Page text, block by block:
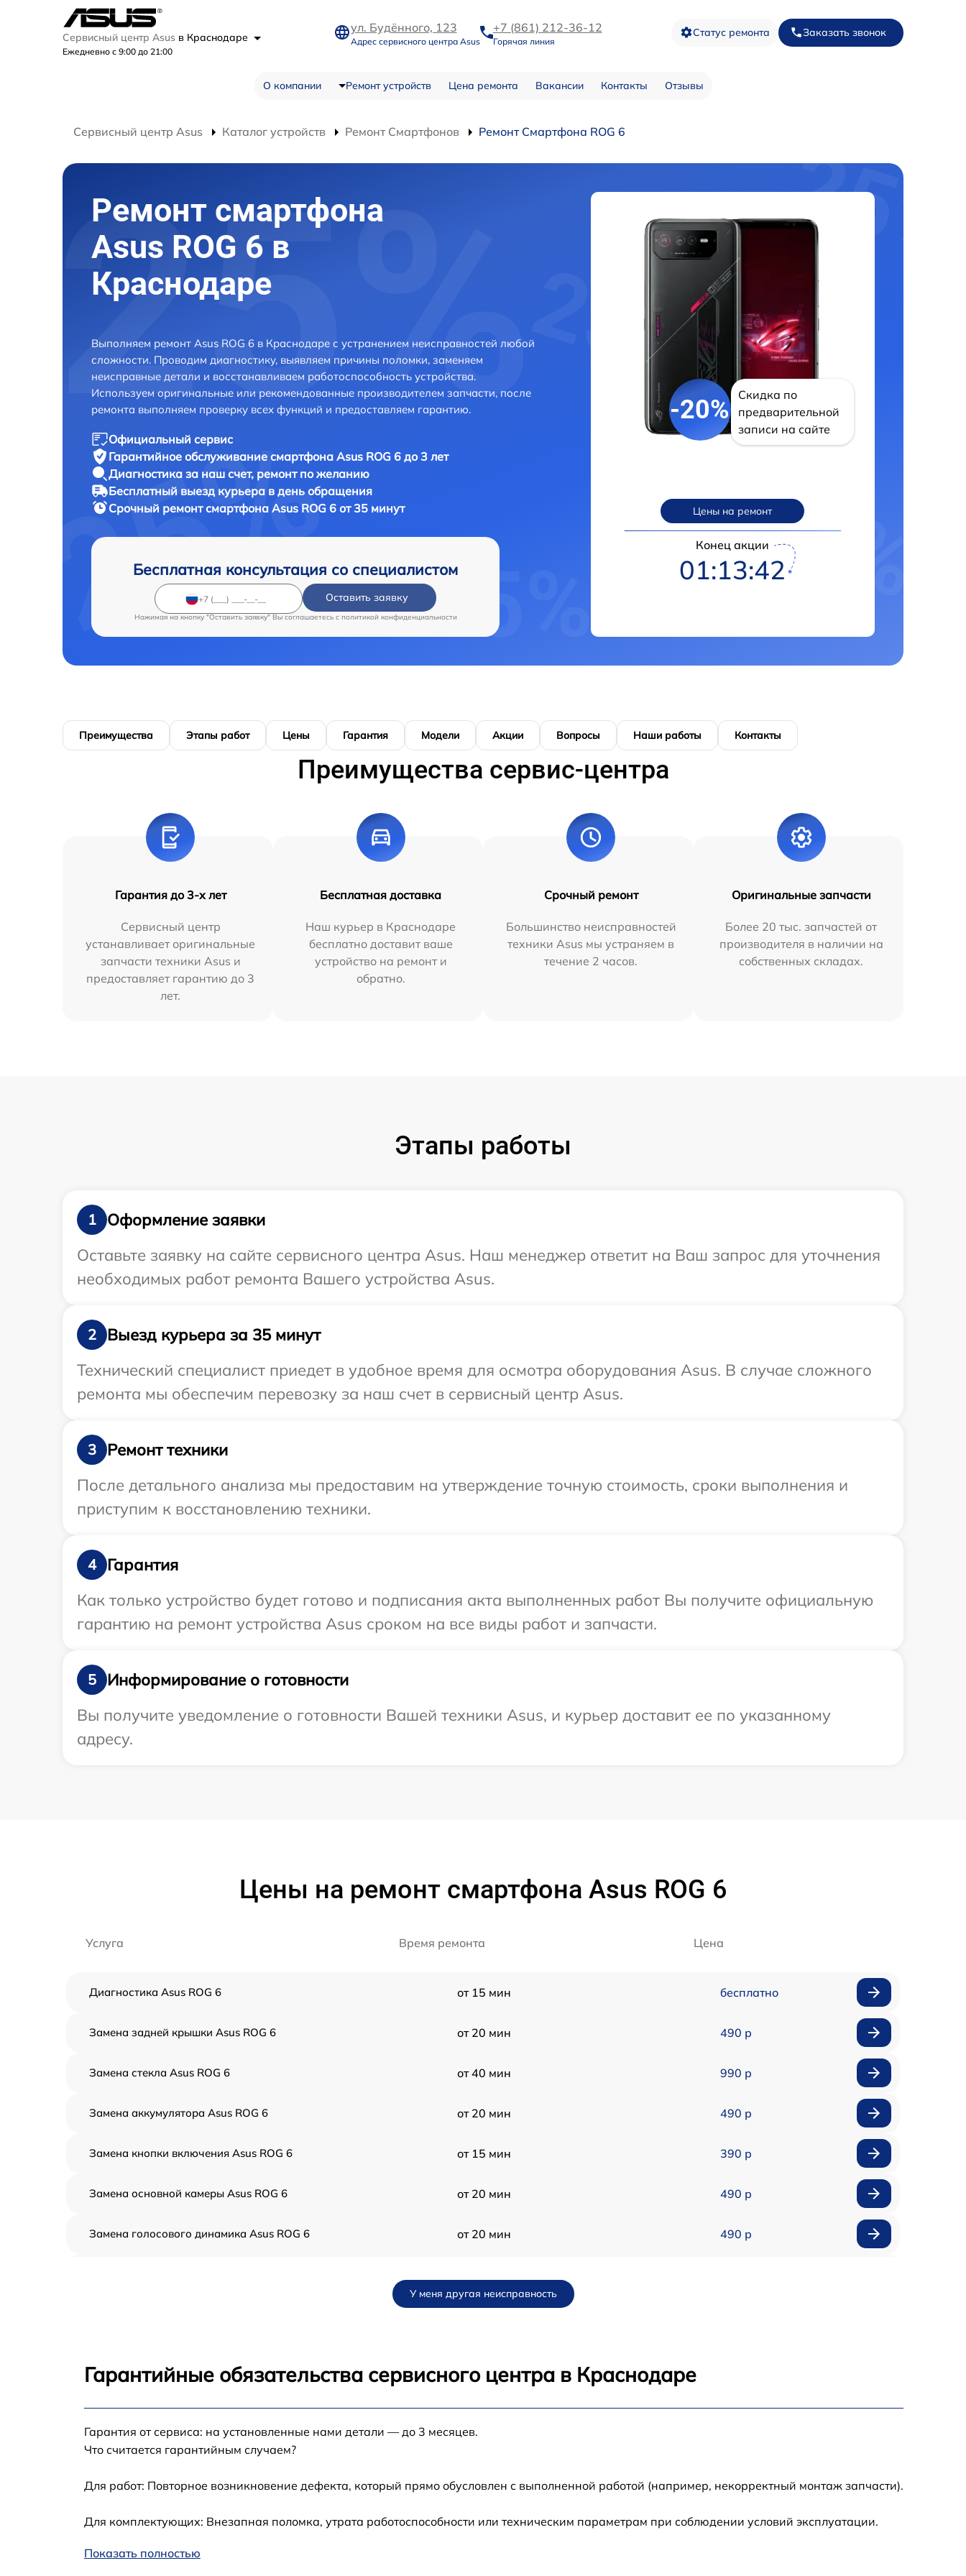
Сервисный центр Asus в Краснодаре
Ежедневно с 9:00 до 21:00
ул. Будённого, 123
Адрес сервисного центра Asus
+7 (861) 212-36-12
Горячая линия
Статус ремонта Заказать звонок
О компании Ремонт устройств Цена ремонта Вакансии Контакты Отзывы
Сервисный центр Asus Каталог устройств Ремонт Смартфонов Ремонт Смартфона ROG 6
Ремонт смартфона
Asus ROG 6 в
Краснодаре
Выполняем ремонт Asus ROG 6 в Краснодаре с устранением неисправностей любой
сложности. Проводим диагностику, выявляем причины поломки, заменяем
неисправные детали и восстанавливаем работоспособность устройства.
Используем оригинальные или рекомендованные производителем запчасти, после
ремонта выполняем проверку всех функций и предоставляем гарантию.
Официальный сервис
Гарантийное обслуживание смартфона Asus ROG 6 до 3 лет
Диагностика за наш счет, ремонт по желанию
Бесплатный выезд курьера в день обращения
Срочный ремонтсмартфона Asus ROG 6 от 35 минут
Бесплатная консультация со специалистом
Оставить заявку
Нажимая на кнопку "Оставить заявку" Вы соглашаетесь c политикой конфиденциальности
-20%
Скидка по
предварительной
записи на сайте
Цены на ремонт
Конец акции
01:13:41
Преимущества Этапы работ Цены Гарантия Модели Акции Вопросы Наши работы Контакты
Преимущества сервис-центра
Гарантия до 3-х лет
Сервисный центр
устанавливает оригинальные
запчасти техники Asus и
предоставляет гарантию до 3
лет.
Бесплатная доставка
Наш курьер в Краснодаре
бесплатно доставит ваше
устройство на ремонт и
обратно.
Срочный ремонт
Большинство неисправностей
техники Asus мы устраняем в
течение 2 часов.
Оригинальные запчасти
Более 20 тыс. запчастей от
производителя в наличии на
собственных складах.
Этапы работы
1
Оформление заявки
Оставьте заявку на сайте сервисного центра Asus. Наш менеджер ответит на Ваш запрос для уточнения
необходимых работ ремонта Вашего устройства Asus.
2
Выезд курьера за 35 минут
Технический специалист приедет в удобное время для осмотра оборудования Asus. В случае сложного
ремонта мы обеспечим перевозку за наш счет в сервисный центр Asus.
3
Ремонт техники
После детального анализа мы предоставим на утверждение точную стоимость, сроки выполнения и
приступим к восстановлению техники.
4
Гарантия
Как только устройство будет готово и подписания акта выполненных работ Вы получите официальную
гарантию на ремонт устройства Asus сроком на все виды работ и запчасти.
5
Информирование о готовности
Вы получите уведомление о готовности Вашей техники Asus, и курьер доставит ее по указанному
адресу.
Цены на ремонт смартфона Asus ROG 6
Услуга Время ремонта Цена
Диагностика Asus ROG 6 от 15 мин бесплатно
Замена задней крышки Asus ROG 6 от 20 мин 490 р
Замена стекла Asus ROG 6 от 40 мин 990 р
Замена аккумулятора Asus ROG 6 от 20 мин 490 р
Замена кнопки включения Asus ROG 6 от 15 мин 390 р
Замена основной камеры Asus ROG 6 от 20 мин 490 р
Замена голосового динамика Asus ROG 6 от 20 мин 490 р
Замена экрана Asus ROG 6 от 40 мин
Защита гидрогелевой пленкой Asus ROG 6 от 30 мин 1290 р
Замена микросхемы Asus ROG 6
У меня другая неисправность
Гарантийные обязательства сервисного центра в Краснодаре
Гарантия от сервиса: на установленные нами детали — до 3 месяцев.
Что считается гарантийным случаем?
Для работ: Повторное возникновение дефекта, который прямо обусловлен с выполненной работой (например, некорректный монтаж запчасти).
Для комплектующих: Внезапная поломка, утрата работоспособности или техническим параметрам при соблюдении условий эксплуатации.
Показать полностью